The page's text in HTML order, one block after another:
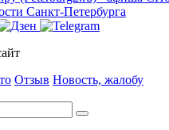
Отзыв Новость, жалобу